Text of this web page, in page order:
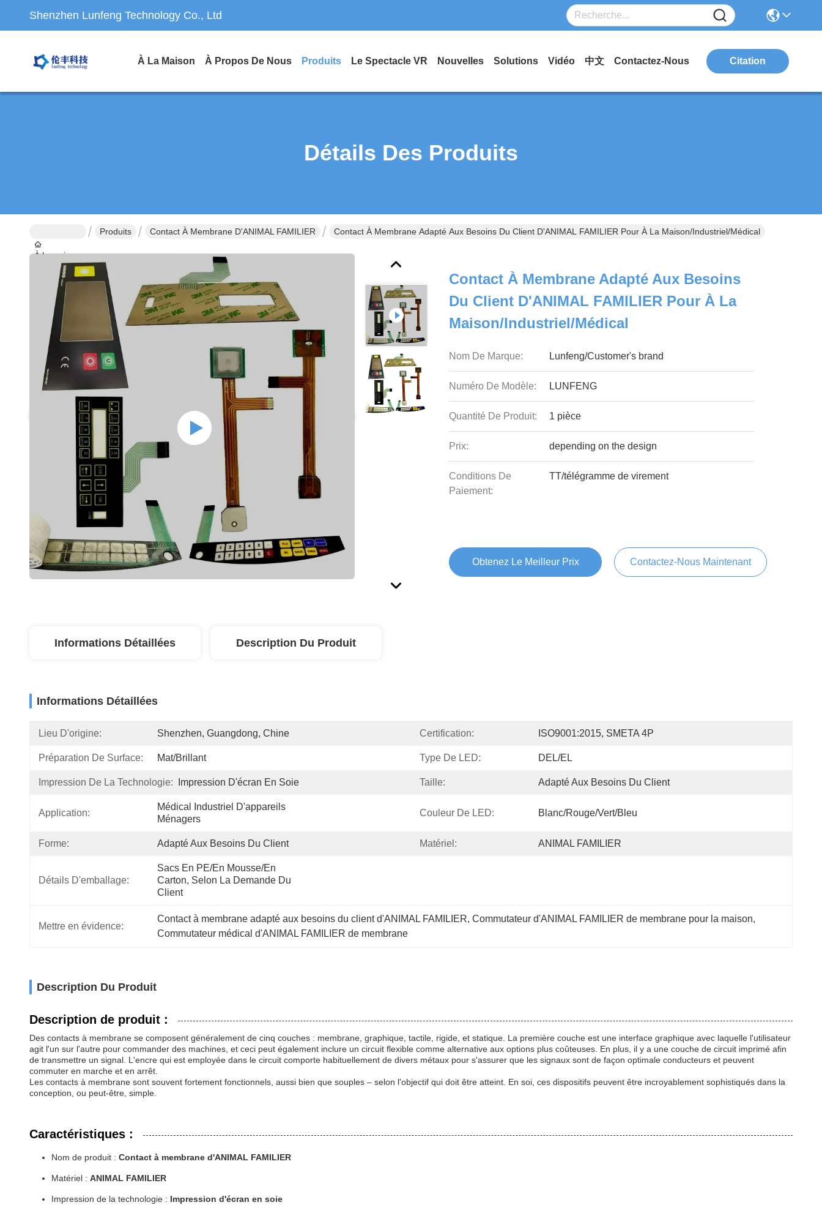
Shenzhen Lunfeng Technology Co., Ltd
À La Maison À Propos De Nous Produits Le Spectacle VR Nouvelles Solutions Vidéo 中文 Contactez-Nous Citation
Détails Des Produits
À la maison
Produits Contact À Membrane D'ANIMAL FAMILIER Contact À Membrane Adapté Aux Besoins Du Client D'ANIMAL FAMILIER Pour À La Maison/industriel/médical
Contact À Membrane Adapté Aux Besoins
Du Client D'ANIMAL FAMILIER Pour À La
Maison/industriel/médical
Nom De Marque: Lunfeng/Customer's brand
Numéro De Modèle: LUNFENG
Quantité De Produit: 1 pièce
Prix: depending on the design
Conditions De
Paiement:
TT/télégramme de virement
Obtenez Le Meilleur Prix Contactez-Nous Maintenant
Informations Détaillées Description Du Produit
Informations Détaillées
Lieu D'origine: Shenzhen, Guangdong, Chine Certification: ISO9001:2015, SMETA 4P
Préparation De Surface: Mat/brillant Type De LED: DEL/EL
Impression De La Technologie: Impression D'écran En Soie Taille: Adapté Aux Besoins Du Client
Application:
Médical Industriel D'appareils
Ménagers
Couleur De LED: Blanc/rouge/vert/bleu
Forme: Adapté Aux Besoins Du Client Matériel: ANIMAL FAMILIER
Détails D'emballage:
Sacs En PE/en Mousse/en
Carton, Selon La Demande Du
Client
Mettre en évidence:
Contact à membrane adapté aux besoins du client d'ANIMAL FAMILIER, Commutateur d'ANIMAL FAMILIER de membrane pour la maison,
Commutateur médical d'ANIMAL FAMILIER de membrane
Description Du Produit
Description de produit :
Des contacts à membrane se composent généralement de cinq couches : membrane, graphique, tactile, rigide, et statique. La première couche est une interface graphique avec laquelle l'utilisateur
agit l'un sur l'autre pour commander des machines, et ceci peut également inclure un circuit flexible comme alternative aux options plus coûteuses. En plus, il y a une couche de circuit imprimé afin
de transmettre un signal. L'encre qui est employée dans le circuit comporte habituellement de divers métaux pour s'assurer que les signaux sont de façon optimale conducteurs et peuvent
commuter en marche et en arrêt.
Les contacts à membrane sont souvent fortement fonctionnels, aussi bien que souples – selon l'objectif qui doit être atteint. En soi, ces dispositifs peuvent être incroyablement sophistiqués dans la
conception, ou peut-être, simple.
Caractéristiques :
Nom de produit : Contact à membrane d'ANIMAL FAMILIER
Matériel : ANIMAL FAMILIER
Impression de la technologie : Impression d'écran en soie